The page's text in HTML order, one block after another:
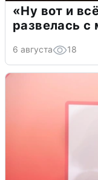
«Ну вот и
развелась
6 августа 18